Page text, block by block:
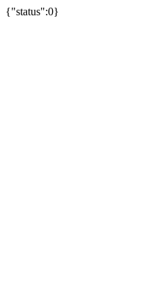
{"status":0}